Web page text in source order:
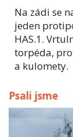
Na zádi se
jeden
HAS.1.
torpéda,
a kulomety.
Psali jsme